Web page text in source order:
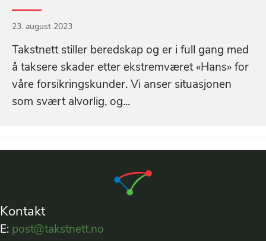
23. august 2023
Takstnett stiller beredskap og er i full gang med
å taksere skader etter ekstremværet «Hans» for
våre forsikringskunder. Vi anser situasjonen
som svært alvorlig, og...
Kontakt
E: post@takstnett.no